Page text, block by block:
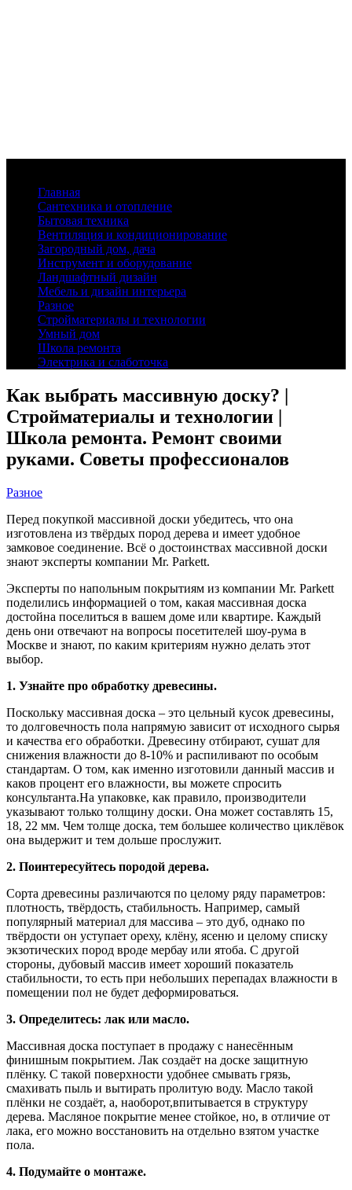
Главная
Сантехника и отопление
Бытовая техника
Вентиляция и кондиционирование
Загородный дом, дача
Инструмент и оборудование
Ландшафтный дизайн
Мебель и дизайн интерьера
Разное
Стройматериалы и технологии
Умный дом
Школа ремонта
Электрика и слаботочка
Как выбрать массивную доску? |
Стройматериалы и технологии |
Школа ремонта. Ремонт своими
руками. Советы профессионалов
Разное
Перед покупкой массивной доски убедитесь, что она
изготовлена из твёрдых пород дерева и имеет удобное
замковое соединение. Всё о достоинствах массивной доски
знают эксперты компании Mr. Parkett.
Эксперты по напольным покрытиям из компании Mr. Parkett
поделились информацией о том, какая массивная доска
достойна поселиться в вашем доме или квартире. Каждый
день они отвечают на вопросы посетителей шоу-рума в
Москве и знают, по каким критериям нужно делать этот
выбор.
1. Узнайте про обработку древесины.
Поскольку массивная доска – это цельный кусок древесины,
то долговечность пола напрямую зависит от исходного сырья
и качества его обработки. Древесину отбирают, сушат для
снижения влажности до 8-10% и распиливают по особым
стандартам. О том, как именно изготовили данный массив и
каков процент его влажности, вы можете спросить
консультанта.На упаковке, как правило, производители
указывают только толщину доски. Она может составлять 15,
18, 22 мм. Чем толще доска, тем большее количество циклёвок
она выдержит и тем дольше прослужит.
2. Поинтересуйтесь породой дерева.
Сорта древесины различаются по целому ряду параметров:
плотность, твёрдость, стабильность. Например, самый
популярный материал для массива – это дуб, однако по
твёрдости он уступает ореху, клёну, ясеню и целому списку
экзотических пород вроде мербау или ятоба. С другой
стороны, дубовый массив имеет хороший показатель
стабильности, то есть при небольших перепадах влажности в
помещении пол не будет деформироваться.
3. Определитесь: лак или масло.
Массивная доска поступает в продажу с нанесённым
финишным покрытием. Лак создаёт на доске защитную
плёнку. С такой поверхности удобнее смывать грязь,
смахивать пыль и вытирать пролитую воду. Масло такой
плёнки не создаёт, а, наоборот,впитывается в структуру
дерева. Масляное покрытие менее стойкое, но, в отличие от
лака, его можно восстановить на отдельно взятом участке
пола.
4. Подумайте о монтаже.